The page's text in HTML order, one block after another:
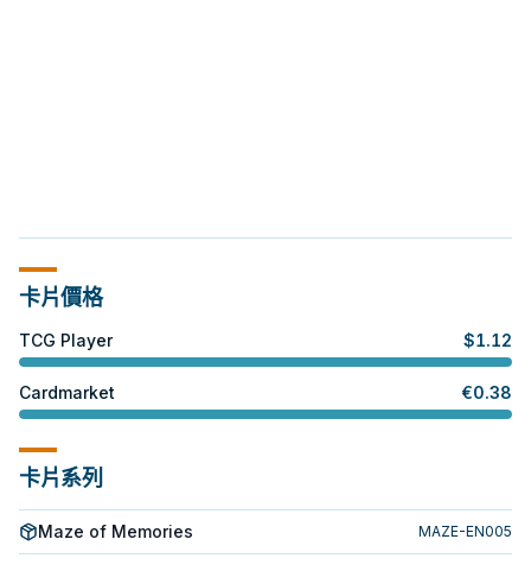
卡片價格
TCG Player $1.12
Cardmarket €0.38
卡片系列
Maze of Memories MAZE-EN005